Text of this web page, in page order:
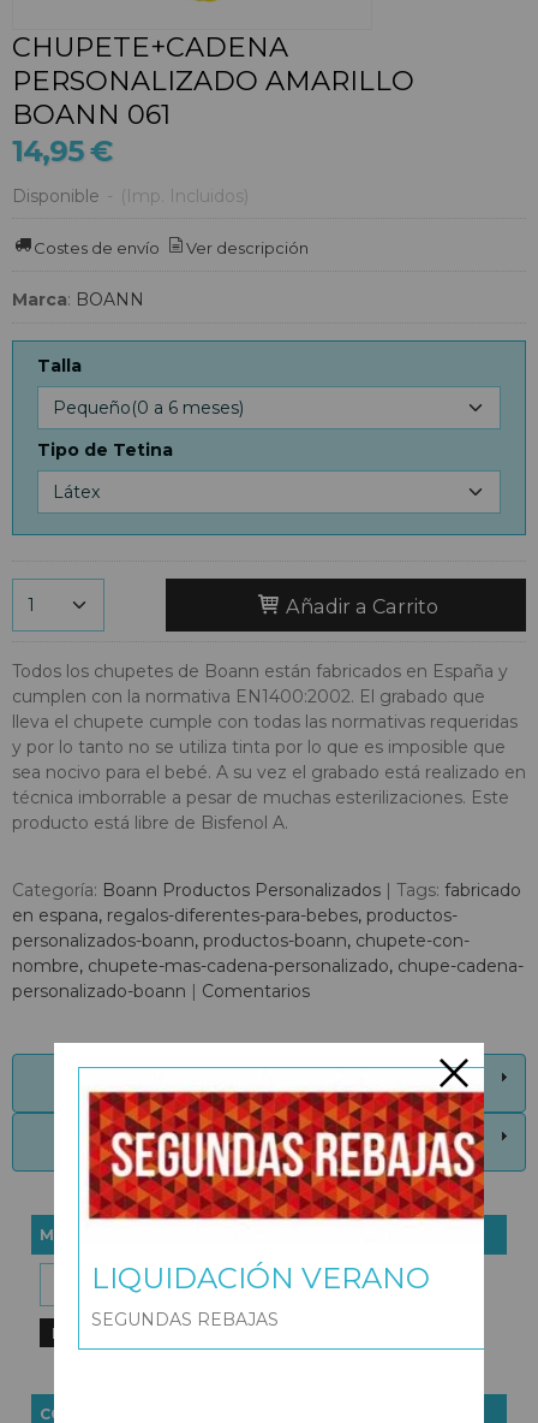
MARCAS
COSTES DE ENVÍO
CHUPETE+CADENA
PERSONALIZADO AMARILLO
BOANN 061
14,95 €
Disponible - (Imp. Incluidos)
Costes de envío Ver descripción
Marca: BOANN
Talla
Tipo de Tetina
Añadir a Carrito
Todos los chupetes de Boann están fabricados en España y
cumplen con la normativa EN1400:2002. El grabado que
lleva el chupete cumple con todas las normativas requeridas
y por lo tanto no se utiliza tinta por lo que es imposible que
sea nocivo para el bebé. A su vez el grabado está realizado en
técnica imborrable a pesar de muchas esterilizaciones. Este
producto está libre de Bisfenol A.
Categoría: Boann Productos Personalizados | Tags: fabricado
en espana regalos-diferentes-para-bebes productos-
personalizados-boann productos-boann chupete-con-
nombre chupete-mas-cadena-personalizado chupe-cadena-
personalizado-boann | Comentarios
Descripción
Costes de Envío
LIQUIDACIÓN VERANO
SEGUNDAS REBAJAS